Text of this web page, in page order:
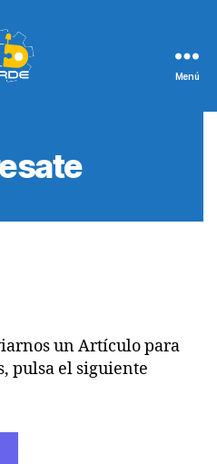
Menú
un Artículo para
pulsa el siguiente